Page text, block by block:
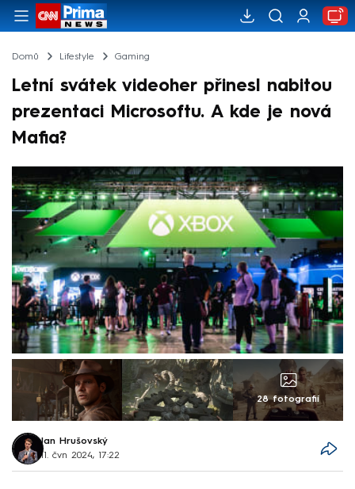
Domů Lifestyle Gaming
Letní svátek videoher přinesl nabitou
prezentaci Microsoftu. A kde je nová
Mafia?
28 fotografií
Jan Hrušovský
11. čvn 2024, 17:22